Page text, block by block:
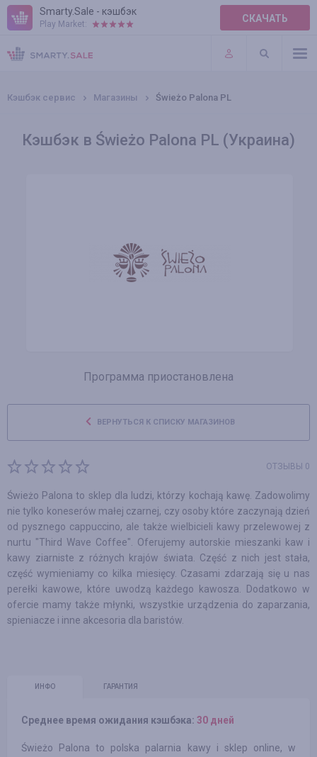
Smarty.Sale - кэшбэк
Play Market: СКАЧАТЬ
ПРАВИЛА
ПЛАГИНЫ
Кэшбэк сервис Магазины Świeżo Palona PL
Кэшбэк в Świeżo Palona PL (Украина)
Программа приостановлена
ВЕРНУТЬСЯ К СПИСКУ МАГАЗИНОВ
ОТЗЫВЫ 0
Świeżo Palona to sklep dla ludzi, którzy kochają kawę. Zadowolimy
nie tylko koneserów małej czarnej, czy osoby które zaczynają dzień
od pysznego cappuccino, ale także wielbicieli kawy przelewowej z
nurtu "Third Wave Coffee". Oferujemy autorskie mieszanki kaw i
kawy ziarniste z różnych krajów świata. Część z nich jest stała,
część wymieniamy co kilka miesięcy. Czasami zdarzają się u nas
perełki kawowe, które uwodzą każdego kawosza. Dodatkowo w
ofercie mamy także młynki, wszystkie urządzenia do zaparzania,
spieniacze i inne akcesoria dla baristów.
ИНФО ГАРАНТИЯ
Среднее время ожидания кэшбэка: 30 дней
Świeżo Palona to polska palarnia kawy i sklep online, w